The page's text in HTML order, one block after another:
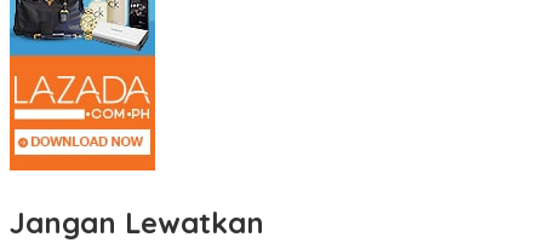
Jangan Lewatkan